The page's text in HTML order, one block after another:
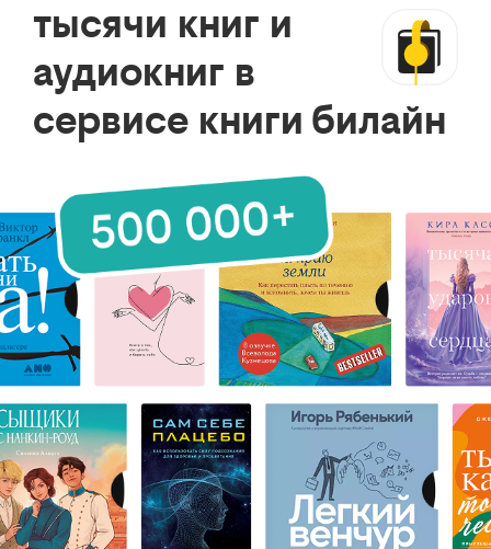
тысячи книг и
аудиокниг в
сервисе книги билайн